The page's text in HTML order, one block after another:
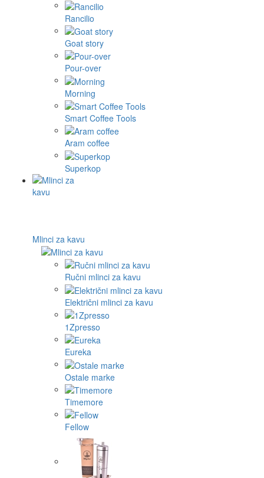
Rancilio
Goat story
Pour-over
Morning
Smart Coffee Tools
Aram coffee
Superkop
Mlinci za kavu
Ručni mlinci za kavu
Električni mlinci za kavu
1Zpresso
Eureka
Ostale marke
Timemore
Fellow